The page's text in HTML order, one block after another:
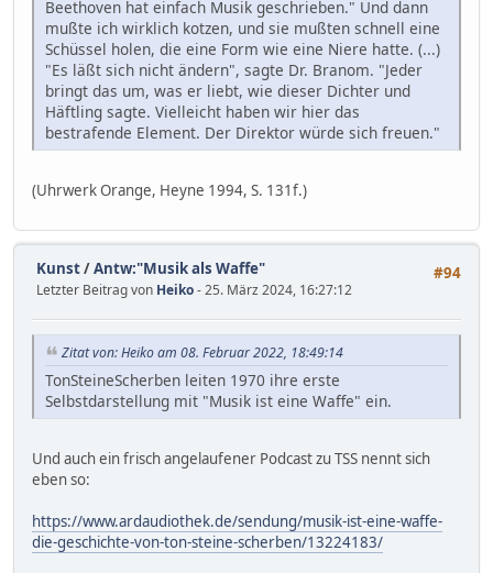
Beethoven hat einfach Musik geschrieben." Und dann
mußte ich wirklich kotzen, und sie mußten schnell eine
Schüssel holen, die eine Form wie eine Niere hatte. (...)
"Es läßt sich nicht ändern", sagte Dr. Branom. "Jeder
bringt das um, was er liebt, wie dieser Dichter und
Häftling sagte. Vielleicht haben wir hier das
bestrafende Element. Der Direktor würde sich freuen."
(Uhrwerk Orange, Heyne 1994, S. 131f.)
#94
Kunst/Antw:"Musik als Waffe"
Letzter Beitrag von Heiko- 25. März 2024, 16:27:12
Zitat von: Heiko am 08. Februar 2022, 18:49:14
TonSteineScherben leiten 1970 ihre erste
Selbstdarstellung mit "Musik ist eine Waffe" ein.
Und auch ein frisch angelaufener Podcast zu TSS nennt sich
eben so:
https://www.ardaudiothek.de/sendung/musik-ist-eine-waffe-
die-geschichte-von-ton-steine-scherben/13224183/